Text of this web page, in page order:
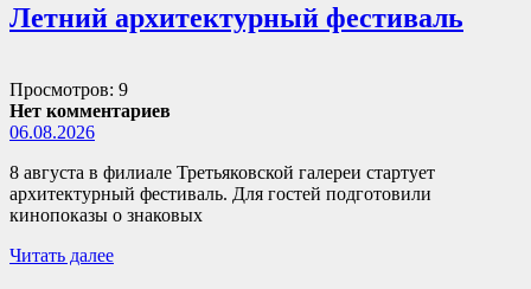
Летний архитектурный фестиваль
Просмотров: 9
Нет комментариев
06.08.2026
8 августа в филиале Третьяковской галереи стартует
архитектурный фестиваль. Для гостей подготовили
кинопоказы о знаковых
Читать далее